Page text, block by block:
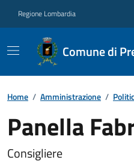
Regione Lombardia
Comune di
Home / Amministrazione /
Panella
Consigliere